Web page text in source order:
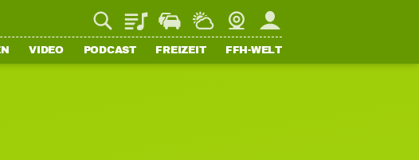
PlaylistStaupilotWetterWebcamMein FFH
VIDEO PODCAST FREIZEIT FFH-WELT